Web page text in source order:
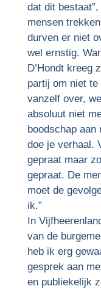
dat dit
mensen
durven er niet
wel ernstig.
D’Hondt kreeg
partij om niet te
vanzelf over,
absoluut niet
boodschap aan
doe je verhaal.
gepraat maar
gepraat. De
moet de
ik.”
In
van de
heb ik erg
gesprek aan
en publiekelijk